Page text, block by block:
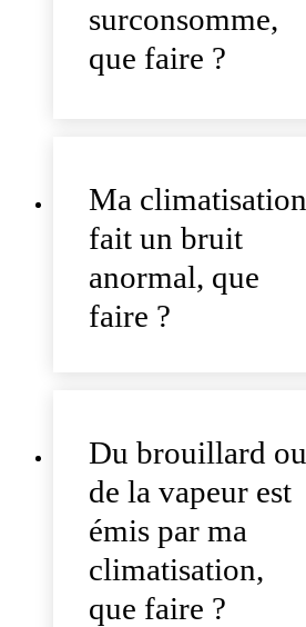
surconsomme,
que faire ?
Ma climatisation
fait un bruit
anormal, que
faire ?
Du brouillard ou
de la vapeur est
émis par ma
climatisation,
que faire ?